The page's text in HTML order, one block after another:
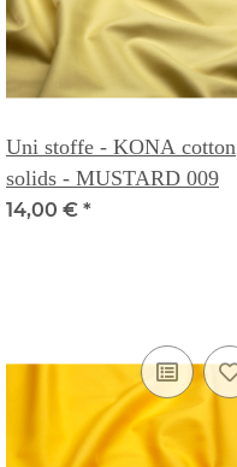
Uni stoffe - KONA cotton
solids - MUSTARD 009
14,00 € *